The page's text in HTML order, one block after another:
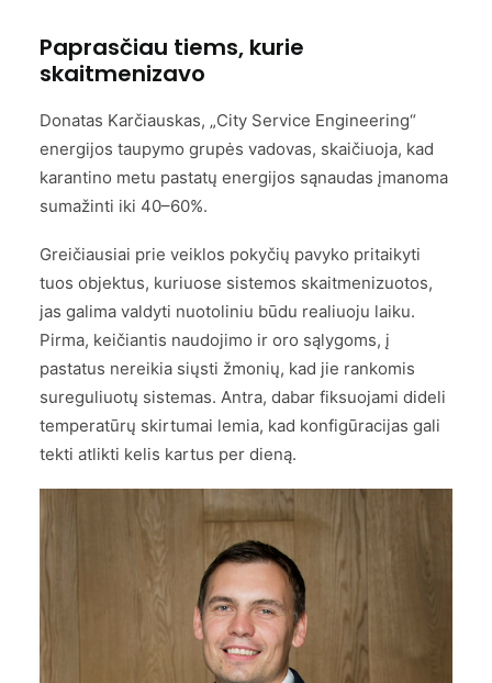
Paprasčiau tiems, kurie
skaitmenizavo
Donatas Karčiauskas, „City Service Engineering“
energijos taupymo grupės vadovas, skaičiuoja, kad
karantino metu pastatų energijos sąnaudas įmanoma
sumažinti iki 40–60%.
Greičiausiai prie veiklos pokyčių pavyko pritaikyti
tuos objektus, kuriuose sistemos skaitmenizuotos,
jas galima valdyti nuotoliniu būdu realiuoju laiku.
Pirma, keičiantis naudojimo ir oro sąlygoms, į
pastatus nereikia siųsti žmonių, kad jie rankomis
sureguliuotų sistemas. Antra, dabar fiksuojami dideli
temperatūrų skirtumai lemia, kad konfigūracijas gali
tekti atlikti kelis kartus per dieną.